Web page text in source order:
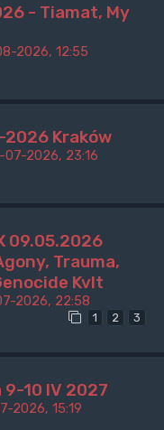
- Tiamat, My
2026, 12:55
2026 Kraków
07-2026, 23:16
09.05.2026
Trauma,
Kvlt
2026, 22:58
1 2 3
9-10 IV 2027
2026, 15:19